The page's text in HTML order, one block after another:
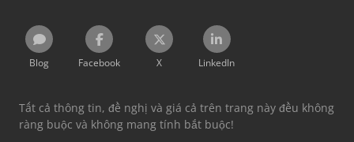
Blog Facebook X LinkedIn
Tất cả thông tin, đề nghị và giá cả trên trang này đều không
ràng buộc và không mang tính bắt buộc!